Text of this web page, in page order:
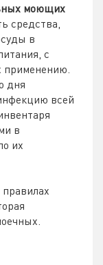
моющих
средства,
в
с
применению.
дня
всей
в
их